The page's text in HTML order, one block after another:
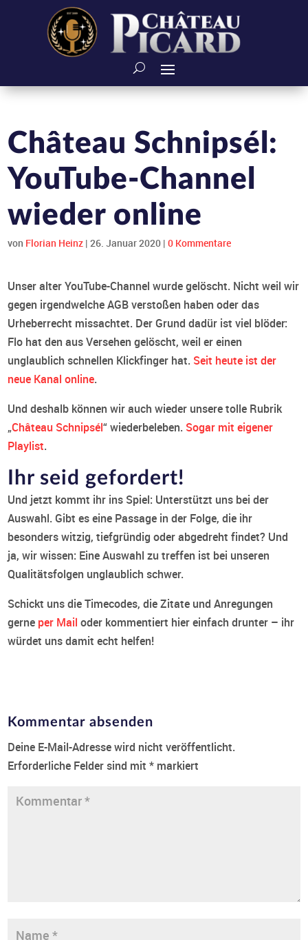
Château Schnipsél:
YouTube-Channel
wieder online
von Florian Heinz |26. Januar 2020 |0 Kommentare
Unser alter YouTube-Channel wurde gelöscht. Nicht weil wir
gegen irgendwelche AGB verstoßen haben oder das
Urheberrecht missachtet. Der Grund dadür ist viel blöder:
Flo hat den aus Versehen gelöscht, weil er einen
unglaublich schnellen Klickfinger hat. Seit heute ist der
neue Kanal online.
Und deshalb können wir auch wieder unsere tolle Rubrik
„Château Schnipsél“ wiederbeleben. Sogar mit eigener
Playlist.
Ihr seid gefordert!
Und jetzt kommt ihr ins Spiel: Unterstützt uns bei der
Auswahl. Gibt es eine Passage in der Folge, die ihr
besonders witzig, tiefgründig oder abgedreht findet? Und
ja, wir wissen: Eine Auswahl zu treffen ist bei unseren
Qualitätsfolgen unglaublich schwer.
Schickt uns die Timecodes, die Zitate und Anregungen
gerne per Mail oder kommentiert hier einfach drunter – ihr
würdet uns damit echt helfen!
Kommentar absenden
Deine E-Mail-Adresse wird nicht veröffentlicht.
Erforderliche Felder sind mit* markiert